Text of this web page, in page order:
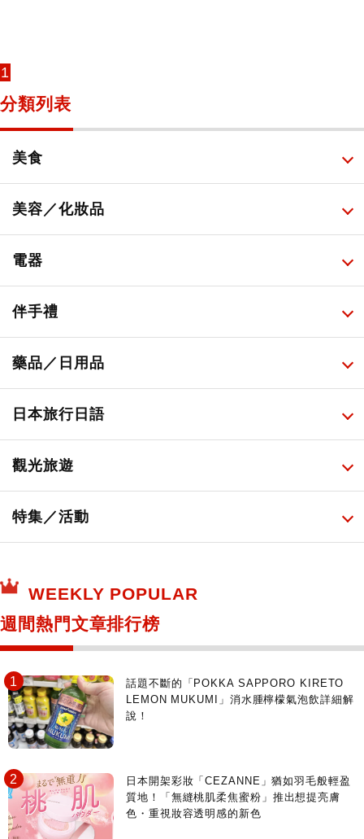
1
分類列表
美食
所有
甜點・菓子
人氣店鋪美食
必吃的日式早餐
日本酒達人
美容／化妝品
所有
便利商店化妝品
藥妝店化妝品
電器
所有
健康/美容儀器
廚房家電
伴手禮
所有
伴手禮排行榜
免稅商店
藥品／日用品
所有
百圓商店
日常用藥
日本旅行日語
所有
觀光旅遊
所有
特集／活動
東京百貨店～TOKYO Depart～
WEEKLY POPULAR
週間熱門文章排行榜
話題不斷的「POKKA SAPPORO KIRETO
LEMON MUKUMI」消水腫檸檬氣泡飲詳細解
說！
日本開架彩妝「CEZANNE」猶如羽毛般輕盈
質地！「無縫桃肌柔焦蜜粉」推出想提亮膚
色・重視妝容透明感的新色